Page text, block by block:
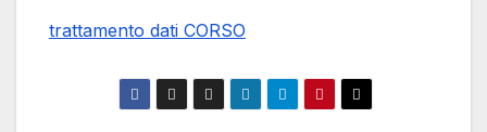
trattamento dati CORSO